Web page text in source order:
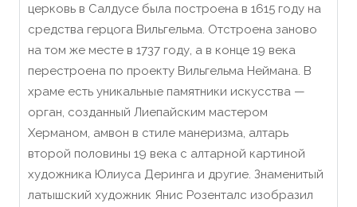
церковь в Салдусе была построена в 1615 году на
средства герцога Вильгельма. Отстроена заново
на том же месте в 1737 году, а в конце 19 века
перестроена по проекту Вильгельма Нейманa. В
храме есть уникальные памятники искусства —
орган, созданный Лиепайским мастером
Херманом, амвон в стиле манеризма, алтарь
второй половины 19 века с алтарной картиной
художника Юлиусa Деринга и другие. Знаменитый
латышский художник Янис Розенталс изобразил